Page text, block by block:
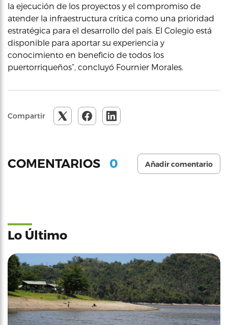
la ejecución de los proyectos y el compromiso de
atender la infraestructura crítica como una prioridad
estratégica para el desarrollo del país. El Colegio está
disponible para aportar su experiencia y
conocimiento en beneficio de todos los
puertorriqueños”, concluyó Fournier Morales.
Compartir
COMENTARIOS 0 Añadir comentario
Lo Último